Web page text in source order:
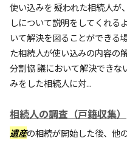
使い込みを 疑われた相続人が
しについて説明をしてくれる
いて解決を図ることができる
た相続人が使い込みの内容の
分割協 議において解決できな
みをした相続人に対...
相続人の調査（戸籍収集）
遺産の相続が開始した後、他